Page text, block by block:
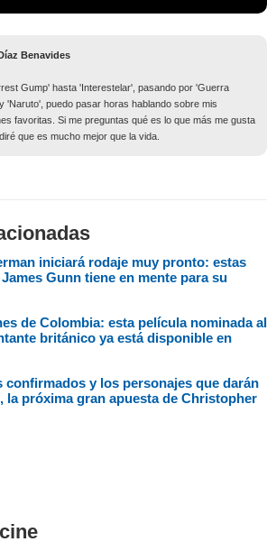
Benavides
Gump' hasta 'Interestelar', pasando por 'Guerra
'Naruto', puedo pasar horas hablando sobre mis
favoritas. Si me preguntas qué es lo que más me gusta
que es mucho mejor que la vida.
iniciará rodaje muy pronto: estas
Gunn tiene en mente para su
de Colombia: esta película nominada al
británico ya está disponible en
confirmados y los personajes que darán
la próxima gran apuesta de Christopher